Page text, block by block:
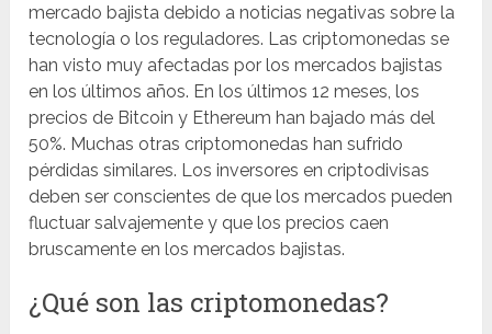
mercado bajista debido a noticias negativas sobre la
tecnología o los reguladores. Las criptomonedas se
han visto muy afectadas por los mercados bajistas
en los últimos años. En los últimos 12 meses, los
precios de Bitcoin y Ethereum han bajado más del
50%. Muchas otras criptomonedas han sufrido
pérdidas similares. Los inversores en criptodivisas
deben ser conscientes de que los mercados pueden
fluctuar salvajemente y que los precios caen
bruscamente en los mercados bajistas.
¿Qué son las criptomonedas?